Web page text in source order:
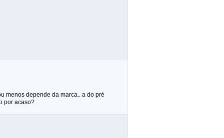
menos depende da marca.. a do pré
por acaso?